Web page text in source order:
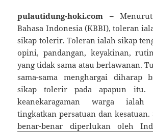
pulautidung-hoki.com –
Bahasa Indonesia (KBBI), toleran
sikap tolerir. Toleran ialah sikap
opini, pandangan, keyakinan,
yang tidak sama atau berlawanan.
sama-sama menghargai diharap
sikap tolerir pada apapun itu.
keanekaragaman warga
tingkatkan persatuan dan kesatuan.
benar-benar diperlukan oleh